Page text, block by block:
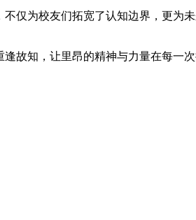
仅为校友们拓宽了认知边界，更为
故知，让里昂的精神与力量在每一次